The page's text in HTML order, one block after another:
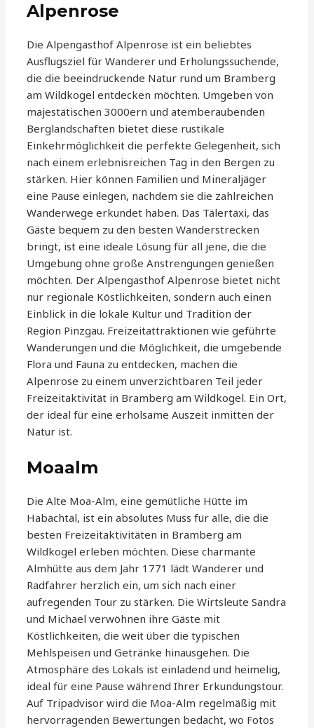
Alpenrose
Die Alpengasthof Alpenrose ist ein beliebtes
Ausflugsziel für Wanderer und Erholungssuchende,
die die beeindruckende Natur rund um Bramberg
am Wildkogel entdecken möchten. Umgeben von
majestätischen 3000ern und atemberaubenden
Berglandschaften bietet diese rustikale
Einkehrmöglichkeit die perfekte Gelegenheit, sich
nach einem erlebnisreichen Tag in den Bergen zu
stärken. Hier können Familien und Mineraljäger
eine Pause einlegen, nachdem sie die zahlreichen
Wanderwege erkundet haben. Das Tälertaxi, das
Gäste bequem zu den besten Wanderstrecken
bringt, ist eine ideale Lösung für all jene, die die
Umgebung ohne große Anstrengungen genießen
möchten. Der Alpengasthof Alpenrose bietet nicht
nur regionale Köstlichkeiten, sondern auch einen
Einblick in die lokale Kultur und Tradition der
Region Pinzgau. Freizeitattraktionen wie geführte
Wanderungen und die Möglichkeit, die umgebende
Flora und Fauna zu entdecken, machen die
Alpenrose zu einem unverzichtbaren Teil jeder
Freizeitaktivität in Bramberg am Wildkogel. Ein Ort,
der ideal für eine erholsame Auszeit inmitten der
Natur ist.
Moaalm
Die Alte Moa-Alm, eine gemütliche Hütte im
Habachtal, ist ein absolutes Muss für alle, die die
besten Freizeitaktivitäten in Bramberg am
Wildkogel erleben möchten. Diese charmante
Almhütte aus dem Jahr 1771 lädt Wanderer und
Radfahrer herzlich ein, um sich nach einer
aufregenden Tour zu stärken. Die Wirtsleute Sandra
und Michael verwöhnen ihre Gäste mit
Köstlichkeiten, die weit über die typischen
Mehlspeisen und Getränke hinausgehen. Die
Atmosphäre des Lokals ist einladend und heimelig,
ideal für eine Pause während Ihrer Erkundungstour.
Auf Tripadvisor wird die Moa-Alm regelmäßig mit
hervorragenden Bewertungen bedacht, wo Fotos